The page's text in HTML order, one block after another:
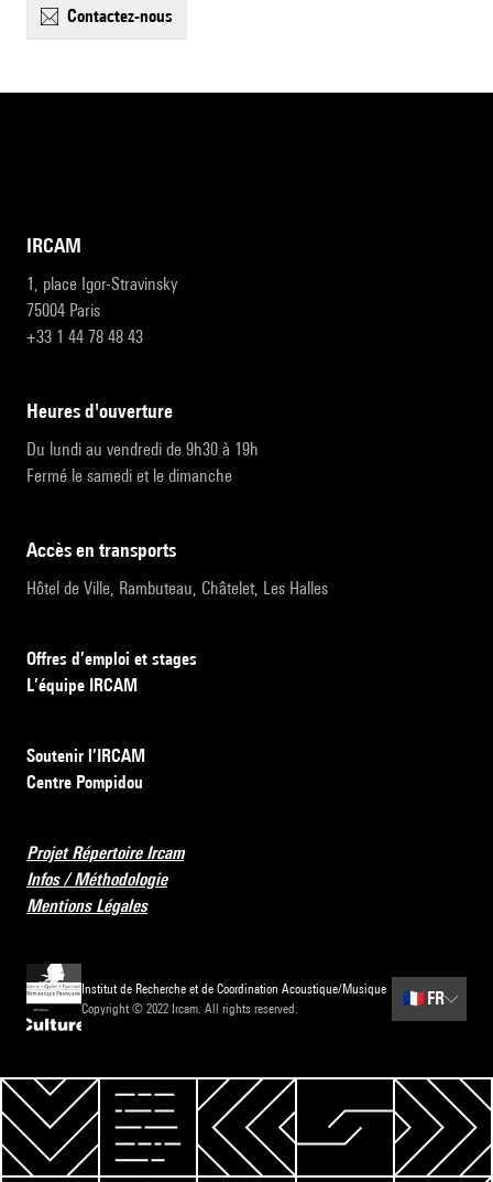
contactez-nous
IRCAM
1, place Igor-Stravinsky
75004 Paris
+33 1 44 78 48 43
heures d'ouverture
Du lundi au vendredi de 9h30 à 19h
Fermé le samedi et le dimanche
accès en transports
Hôtel de Ville, Rambuteau, Châtelet, Les Halles
Offres d’emploi et stages
L’équipe IRCAM
Soutenir l’IRCAM
Centre Pompidou
Projet Répertoire Ircam
Infos / Méthodologie
Mentions Légales
Institut de Recherche et de Coordination Acoustique/Musique
Copyright © 2022 Ircam. All rights reserved.
🇫🇷 FR